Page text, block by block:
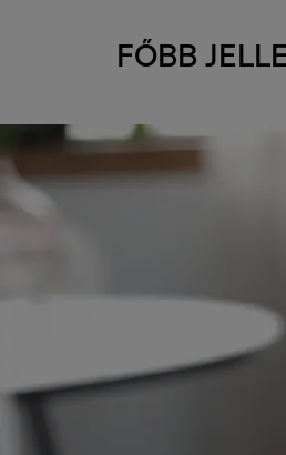
FŐBB